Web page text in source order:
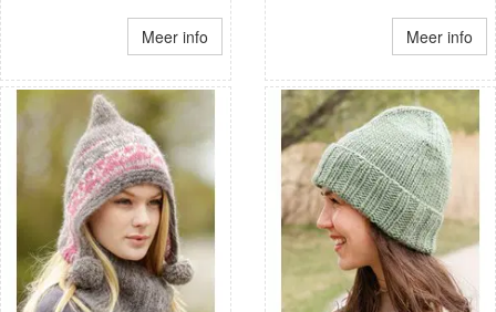
Meer info Meer info